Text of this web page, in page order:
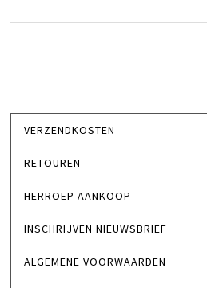
VERZENDKOSTEN
RETOUREN
HERROEP AANKOOP
INSCHRIJVEN NIEUWSBRIEF
ALGEMENE VOORWAARDEN